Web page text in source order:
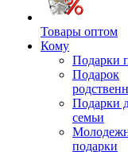
Товары оптом
Кому
Подарки
Подарок
Подарки
семьи
подарки